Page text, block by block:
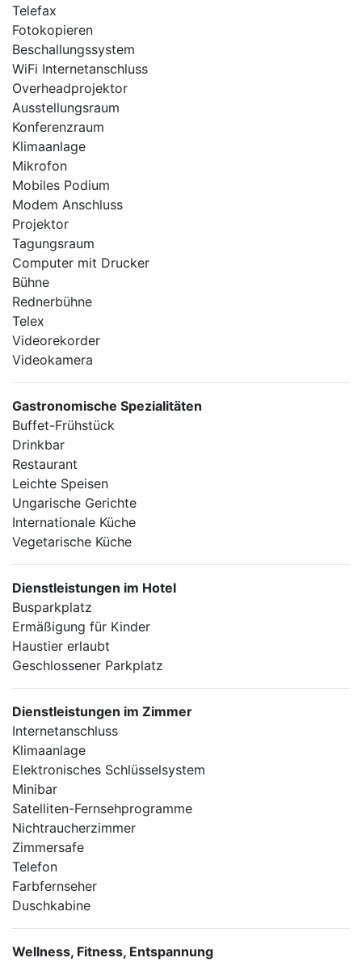
Telefax
Fotokopieren
Beschallungssystem
WiFi Internetanschluss
Overheadprojektor
Ausstellungsraum
Konferenzraum
Klimaanlage
Mikrofon
Mobiles Podium
Modem Anschluss
Projektor
Tagungsraum
Computer mit Drucker
Bühne
Rednerbühne
Telex
Videorekorder
Videokamera
Gastronomische Spezialitäten
Buffet-Frühstück
Drinkbar
Restaurant
Leichte Speisen
Ungarische Gerichte
Internationale Küche
Vegetarische Küche
Dienstleistungen im Hotel
Busparkplatz
Ermäßigung für Kinder
Haustier erlaubt
Geschlossener Parkplatz
Dienstleistungen im Zimmer
Internetanschluss
Klimaanlage
Elektronisches Schlüsselsystem
Minibar
Satelliten-Fernsehprogramme
Nichtraucherzimmer
Zimmersafe
Telefon
Farbfernseher
Duschkabine
Wellness, Fitness, Entspannung